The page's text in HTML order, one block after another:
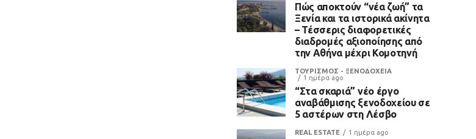
Πώς αποκτούν “νέα ζωή” τα
Ξενία και τα ιστορικά ακίνητα
– Τέσσερις διαφορετικές
διαδρομές αξιοποίησης από
την Αθήνα μέχρι Κομοτηνή
ΤΟΥΡΙΣΜΟΣ - ΞΕΝΟΔΟΧΕΙΑ
1 ημέρα ago
“Στα σκαριά” νέο έργο
αναβάθμισης ξενοδοχείου σε
5 αστέρων στη Λέσβο
REAL ESTATE 1 ημέρα ago